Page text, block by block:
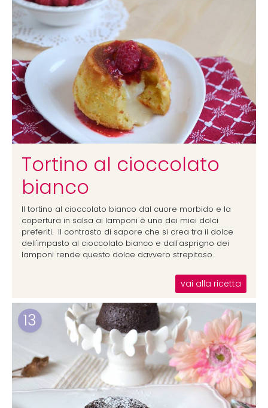
Tortino al cioccolato
bianco
Il tortino al cioccolato bianco dal cuore morbido e la
copertura in salsa ai lamponi è uno dei miei dolci
preferiti. Il contrasto di sapore che si crea tra il dolce
dell'impasto al cioccolato bianco e dall'asprigno dei
lamponi rende questo dolce davvero strepitoso.
vai alla ricetta
13